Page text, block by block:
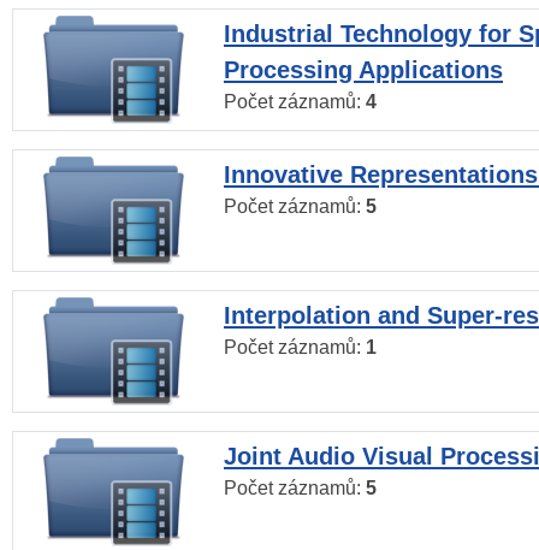
Industrial Technology for
Processing Applications
Počet záznamů: 4
Innovative
Počet záznamů: 5
Interpolation and Super-
Počet záznamů: 1
Joint Audio Visual
Počet záznamů: 5